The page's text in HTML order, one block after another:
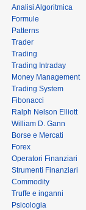
Analisi Algoritmica
Formule
Patterns
Trader
Trading
Trading Intraday
Money Management
Trading System
Fibonacci
Ralph Nelson Elliott
William D. Gann
Borse e Mercati
Forex
Operatori Finanziari
Strumenti Finanziari
Commodity
Truffe e inganni
Psicologia